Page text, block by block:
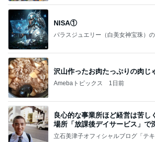
NISA①
パラスジュエリー（白美女神宝珠）
沢山作ったお肉たっぷりの肉じ
Amebaトピックス 1日前
良心的な事業所ほど経営は苦し
場所「放課後デイサービス」で
実の
立石美津子オフィシャルブログ「テ